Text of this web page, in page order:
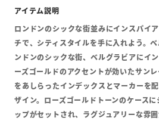
ロンドンのシックな街並みにインスパイ
チで、シティスタイルを手に入れよう。
ンドンのシックな街、ベルグラビアにイ
ーズゴールドのアクセントが効いたサン
をあしらったインデックスとマーカーを
ザイン。ローズゴールドトーンのケース
ップがセットされ、ラグジュアリーな雰